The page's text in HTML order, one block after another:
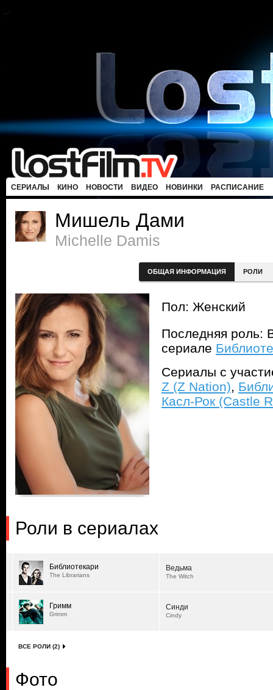
СЕРИАЛЫ КИНО НОВОСТИ ВИДЕО НОВИНКИ РАСПИСАНИЕ
Мишель Дами
Michelle Damis
ОБЩАЯ ИНФОРМАЦИЯ РОЛИ
Пол: Женский
Последняя роль:
сериале
Сериалы с
Z (Z Nation),
Касл-Рок (Castle
Роли в сериалах
Библиотекари
The Librarians
Ведьма
The Witch
Гримм
Grimm
Синди
Cindy
ВСЕ РОЛИ (2)
Фото